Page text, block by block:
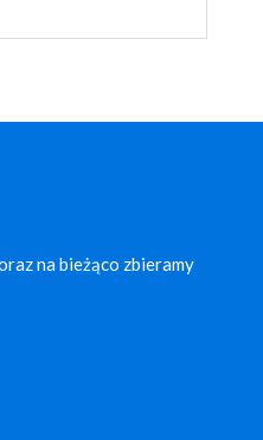
na bieżąco zbieramy